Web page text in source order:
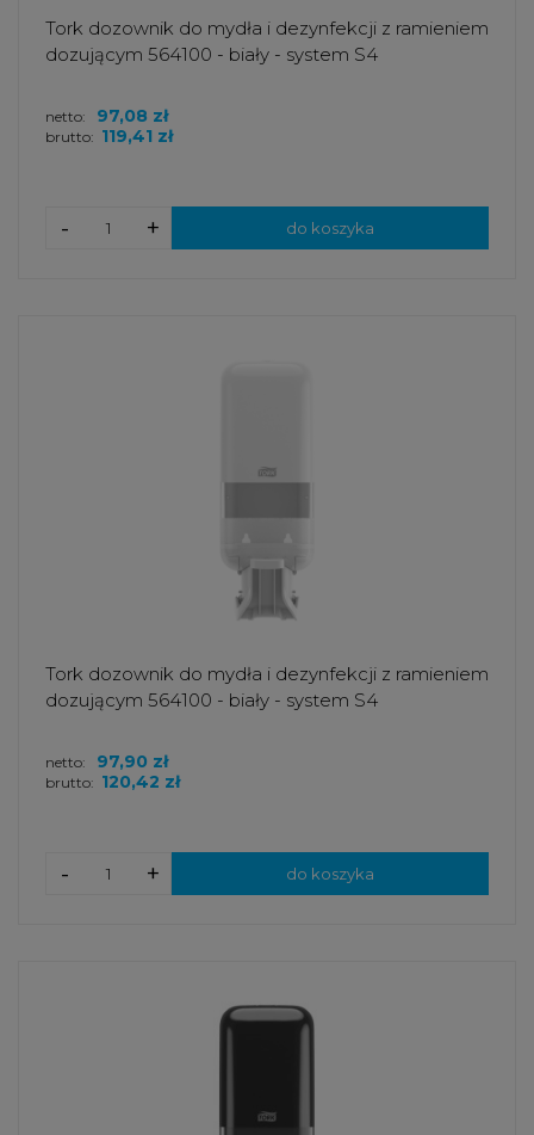
Tork dozownik do mydła i dezynfekcji z ramieniem
dozującym 564100 - biały - system S4
brutto: 119,41 zł
netto: 97,08 zł
+
- do koszyka
Tork dozownik do mydła i dezynfekcji z ramieniem
dozującym 564100 - biały - system S4
brutto: 120,42 zł
netto: 97,90 zł
+
- do koszyka